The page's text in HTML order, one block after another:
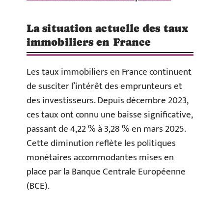
La situation actuelle des taux
immobiliers en France
Les taux immobiliers en France continuent
de susciter l’intérêt des emprunteurs et
des investisseurs. Depuis décembre 2023,
ces taux ont connu une baisse significative,
passant de 4,22 % à 3,28 % en mars 2025.
Cette diminution reflète les politiques
monétaires accommodantes mises en
place par la Banque Centrale Européenne
(BCE).